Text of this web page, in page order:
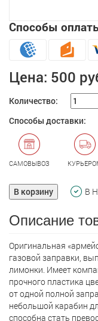
Способы
Цена: 500
Количество:
Способы доставки:
САМОВЫВОЗ
В корзину В
Описание
Оригинальная
газовой заправки,
лимонки. Имеет
прочного пластика
от одной полной
небольшой карабин
способна стать